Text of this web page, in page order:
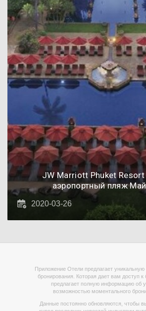
JW Marriott Phuket Resort
аэропортный пляж
2020-03-26
Приложение Отели предлагает
бронирования. Которая дает вам доступ
предлагает полную информацию об
возможностью моментального
Данные постоянно обновляются, чтобы